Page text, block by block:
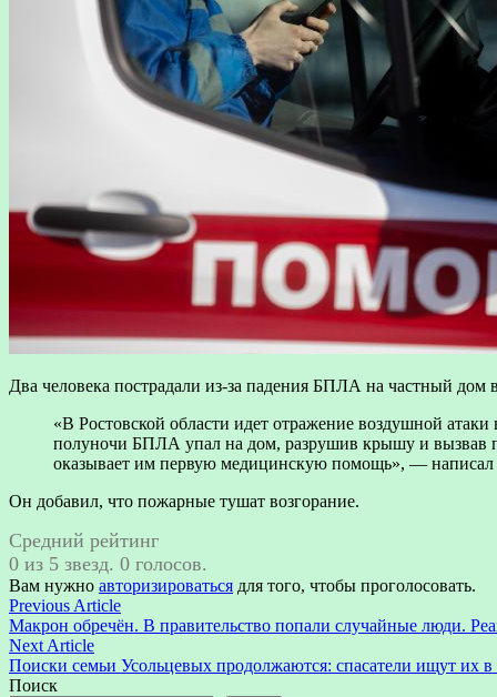
Два человека пострадали из-за падения БПЛА на частный
«В Ростовской области идет отражение воздушной
полуночи БПЛА упал на дом, разрушив крышу и вызвав
оказывает им первую медицинскую помощь», —
Он добавил, что пожарные тушат возгорание.
Средний рейтинг
0 из 5 звезд. 0 голосов.
Вам нужно авторизироваться для того, чтобы проголосовать.
Навигация
по
записям
Previous ArticlePrevious
article:
Макрон обречён. В правительство попали случайные люди.
Next ArticleNext
article:
Поиски семьи Усольцевых продолжаются: спасатели ищут их
Поиск